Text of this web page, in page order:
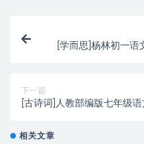
[学而思]杨林初一语
下一篇
[古诗词]人教部编版七年级
相关文章